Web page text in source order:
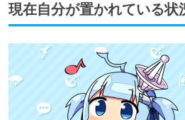
現在自分が置かれている状